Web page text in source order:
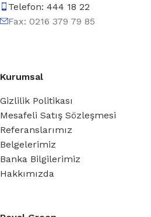
Telefon: 444 18 22
Fax: 0216 379 79 85
Kurumsal
Gizlilik Politikası
Mesafeli Satış Sözleşmesi
Referanslarımız
Belgelerimiz
Banka Bilgilerimiz
Hakkımızda